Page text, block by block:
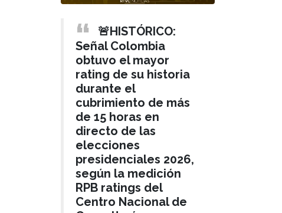
🚨HISTÓRICO:
Señal Colombia
obtuvo el mayor
rating de su historia
durante el
cubrimiento de más
de 15 horas en
directo de las
elecciones
presidenciales 2026,
según la medición
RPB ratings del
Centro Nacional de